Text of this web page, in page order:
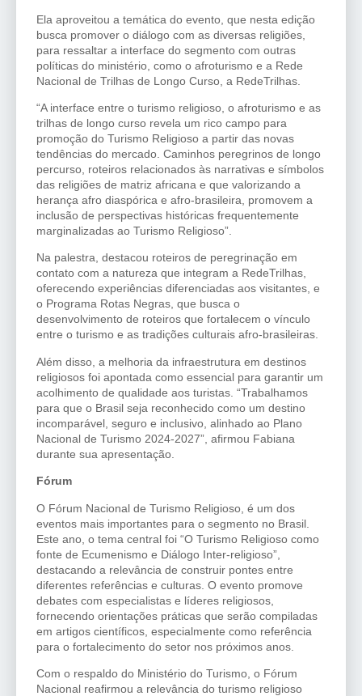
Ela aproveitou a temática do evento, que nesta edição
busca promover o diálogo com as diversas religiões,
para ressaltar a interface do segmento com outras
políticas do ministério, como o afroturismo e a Rede
Nacional de Trilhas de Longo Curso, a RedeTrilhas.
“A interface entre o turismo religioso, o afroturismo e as
trilhas de longo curso revela um rico campo para
promoção do Turismo Religioso a partir das novas
tendências do mercado. Caminhos peregrinos de longo
percurso, roteiros relacionados às narrativas e símbolos
das religiões de matriz africana e que valorizando a
herança afro diaspórica e afro-brasileira, promovem a
inclusão de perspectivas históricas frequentemente
marginalizadas ao Turismo Religioso”.
Na palestra, destacou roteiros de peregrinação em
contato com a natureza que integram a RedeTrilhas,
oferecendo experiências diferenciadas aos visitantes, e
o Programa Rotas Negras, que busca o
desenvolvimento de roteiros que fortalecem o vínculo
entre o turismo e as tradições culturais afro-brasileiras.
Além disso, a melhoria da infraestrutura em destinos
religiosos foi apontada como essencial para garantir um
acolhimento de qualidade aos turistas. “Trabalhamos
para que o Brasil seja reconhecido como um destino
incomparável, seguro e inclusivo, alinhado ao Plano
Nacional de Turismo 2024-2027”, afirmou Fabiana
durante sua apresentação.
Fórum
O Fórum Nacional de Turismo Religioso, é um dos
eventos mais importantes para o segmento no Brasil.
Este ano, o tema central foi “O Turismo Religioso como
fonte de Ecumenismo e Diálogo Inter-religioso”,
destacando a relevância de construir pontes entre
diferentes referências e culturas. O evento promove
debates com especialistas e líderes religiosos,
fornecendo orientações práticas que serão compiladas
em artigos científicos, especialmente como referência
para o fortalecimento do setor nos próximos anos.
Com o respaldo do Ministério do Turismo, o Fórum
Nacional reafirmou a relevância do turismo religioso